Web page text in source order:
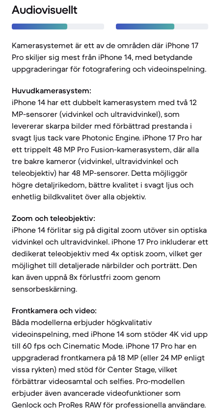
Audiovisuellt
Kamerasystemet är ett av de områden där iPhone 17
Pro skiljer sig mest från iPhone 14, med betydande
uppgraderingar för fotografering och videoinspelning.
Huvudkamerasystem:
iPhone 14 har ett dubbelt kamerasystem med två 12
MP-sensorer (vidvinkel och ultravidvinkel), som
levererar skarpa bilder med förbättrad prestanda i
svagt ljus tack vare Photonic Engine. iPhone 17 Pro har
ett trippelt 48 MP Pro Fusion-kamerasystem, där alla
tre bakre kameror (vidvinkel, ultravidvinkel och
teleobjektiv) har 48 MP-sensorer. Detta möjliggör
högre detaljrikedom, bättre kvalitet i svagt ljus och
enhetlig bildkvalitet över alla objektiv.
Zoom och teleobjektiv:
iPhone 14 förlitar sig på digital zoom utöver sin optiska
vidvinkel och ultravidvinkel. iPhone 17 Pro inkluderar ett
dedikerat teleobjektiv med 4x optisk zoom, vilket ger
möjlighet till detaljerade närbilder och porträtt. Den
kan även uppnå 8x förlustfri zoom genom
sensorbeskärning.
Frontkamera och video:
Båda modellerna erbjuder högkvalitativ
videoinspelning, med iPhone 14 som stöder 4K vid upp
till 60 fps och Cinematic Mode. iPhone 17 Pro har en
uppgraderad frontkamera på 18 MP (eller 24 MP enligt
vissa rykten) med stöd för Center Stage, vilket
förbättrar videosamtal och selfies. Pro-modellen
erbjuder även avancerade videofunktioner som
Genlock och ProRes RAW för professionella användare.